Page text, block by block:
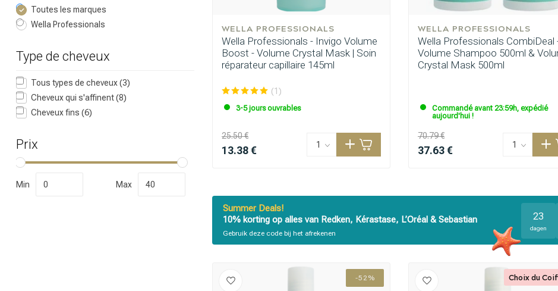
Soins capillaires Produits de coiffage
Choix du Coiffeur
Toutes les marques
Wella Professionals
Type de cheveux
Tous types de cheveux(3)
Cheveux qui s'affinent(8)
Cheveux fins (6)
Prix
Min Max
WELLA PROFESSIONALS
Wella Professionals - Invigo Volume
Boost - Volume Crystal Mask | Soin
réparateur capillaire 145ml
(1)
3-5 jours ouvrables
25.50 €
13.38 €
WELLA PROFESSIONALS
Wella Professionals CombiDeal
Volume Shampoo 500ml &
Crystal Mask 500ml
Commandé avant 23:59h, expédié
aujourd'hui !
70.79 €
37.63 €
Summer Deals!
10% korting op alles van Redken, Kérastase, L’Oréal & Sebastian
Gebruik deze code bij het afrekenen
23
dagen
-52% Choix du